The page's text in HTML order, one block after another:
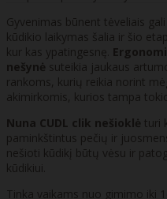
Gyvenimas būnent tėveliais
kūdikio laikymas šalia ir šio
kur kas ypatingesnę.
nešynė suteikia jaukaus
rankoms, kurių reikia norint
akimirkomis, kurios tampa
Nuna CUDL clik nešioklė turi
paminkštintus pečių ir
nešioti kūdikį būtų vėsu ir
kūdikiui.
Tinka vaikams nuo gimimo iki